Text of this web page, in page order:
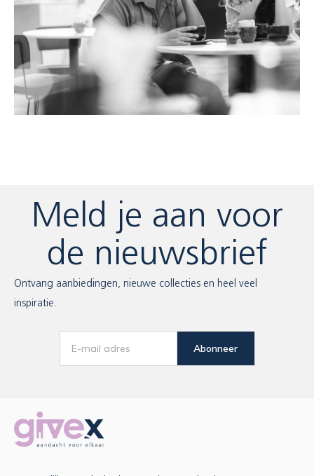
Meld je aan voor
de nieuwsbrief
Ontvang aanbiedingen, nieuwe collecties en heel veel
inspiratie.
Abonneer